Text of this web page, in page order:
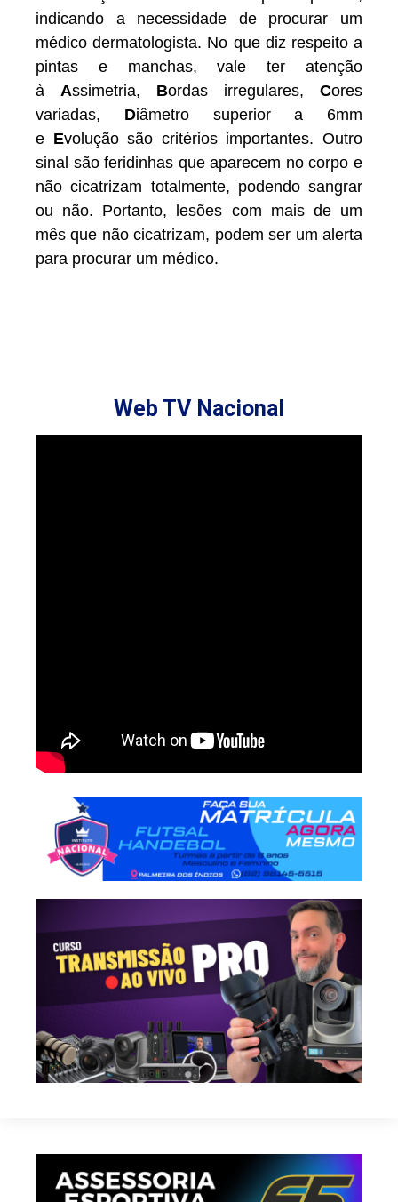
indicando a necessidade de procurar um
médico dermatologista. No que diz respeito a
pintas e manchas, vale ter atenção
à Assimetria, Bordas irregulares, Cores
variadas, Diâmetro superior a 6mm
e Evolução são critérios importantes. Outro
sinal são feridinhas que aparecem no corpo e
não cicatrizam totalmente, podendo sangrar
ou não. Portanto, lesões com mais de um
mês que não cicatrizam, podem ser um alerta
para procurar um médico.
Web TV Nacional